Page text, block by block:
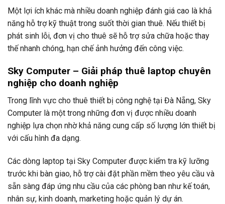
Một lợi ích khác mà nhiều doanh nghiệp đánh giá cao là khả
năng hỗ trợ kỹ thuật trong suốt thời gian thuê. Nếu thiết bị
phát sinh lỗi, đơn vị cho thuê sẽ hỗ trợ sửa chữa hoặc thay
thế nhanh chóng, hạn chế ảnh hưởng đến công việc.
Sky Computer – Giải pháp thuê laptop chuyên
nghiệp cho doanh nghiệp
Trong lĩnh vực cho thuê thiết bị công nghệ tại Đà Nẵng, Sky
Computer là một trong những đơn vị được nhiều doanh
nghiệp lựa chọn nhờ khả năng cung cấp số lượng lớn thiết bị
với cấu hình đa dạng.
Các dòng laptop tại Sky Computer được kiểm tra kỹ lưỡng
trước khi bàn giao, hỗ trợ cài đặt phần mềm theo yêu cầu và
sẵn sàng đáp ứng nhu cầu của các phòng ban như kế toán,
nhân sự, kinh doanh, marketing hoặc quản lý dự án.